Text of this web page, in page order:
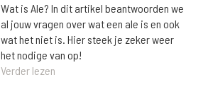
Wat is Ale? In dit artikel beantwoorden we
al jouw vragen over wat een ale is en ook
wat het niet is. Hier steek je zeker weer
het nodige van op!
Verder lezen